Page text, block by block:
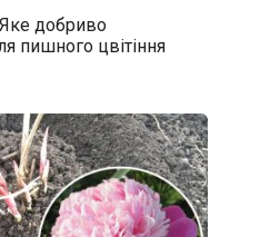
добриво
пишного цвітіння